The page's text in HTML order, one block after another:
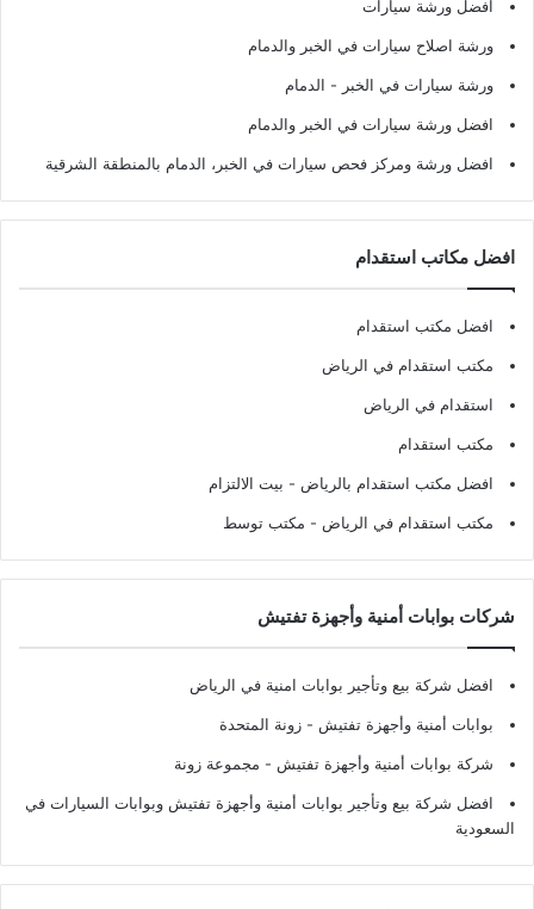
افضل ورشة سيارات
ورشة اصلاح سيارات في الخبر والدمام
ورشة سيارات في الخبر - الدمام
افضل ورشة سيارات في الخبر والدمام
افضل ورشة ومركز فحص سيارات في الخبر، الدمام بالمنطقة الشرقية
افضل مكاتب استقدام
افضل مكتب استقدام
مكتب استقدام في الرياض
استقدام في الرياض
مكتب استقدام
افضل مكتب استقدام بالرياض - بيت الالتزام
مكتب استقدام في الرياض - مكتب توسط
شركات بوابات أمنية وأجهزة تفتيش
افضل شركة بيع وتأجير بوابات امنية في الرياض
بوابات أمنية وأجهزة تفتيش - زونة المتحدة
شركة بوابات أمنية وأجهزة تفتيش - مجموعة زونة
افضل شركة بيع وتأجير بوابات أمنية وأجهزة تفتيش وبوابات السيارات في
السعودية